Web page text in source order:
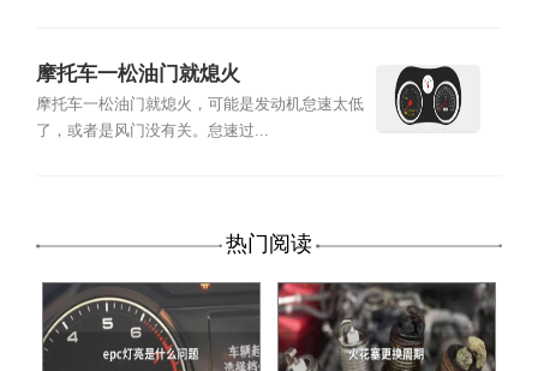
摩托车一松油门就熄火
摩托车一松油门就熄火，可能是发动机怠速太低
了，或者是风门没有关。怠速过...
热门阅读